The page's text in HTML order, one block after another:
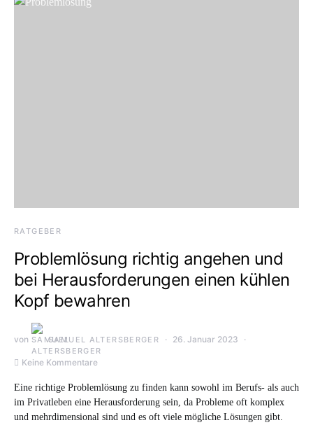
RATGEBER
Problemlösung richtig angehen und
bei Herausforderungen einen kühlen
Kopf bewahren
von SAMUEL ALTERSBERGER 26. Januar 2023
Keine Kommentare
Eine richtige Problemlösung zu finden kann sowohl im Berufs- als auch
im Privatleben eine Herausforderung sein, da Probleme oft komplex
und mehrdimensional sind und es oft viele mögliche Lösungen gibt.